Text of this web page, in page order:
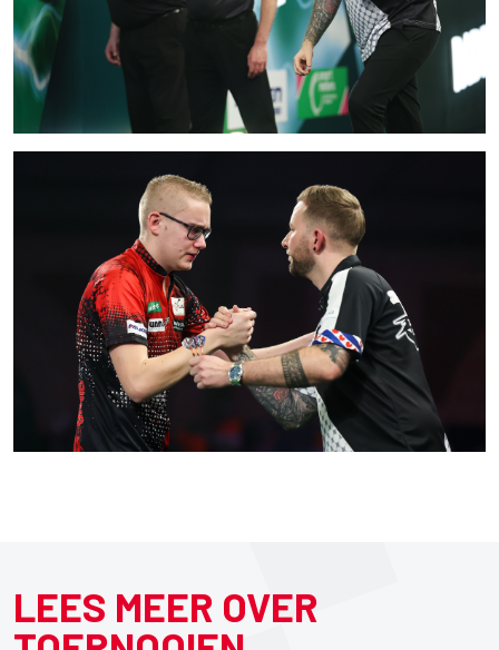
LEES MEER OVER